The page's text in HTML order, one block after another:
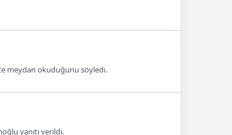
meydan okuduğunu söyledi.
yanıtı verildi.